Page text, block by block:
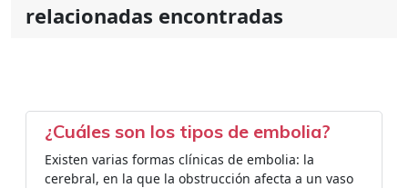
relacionadas encontradas
¿Cuáles son los tipos de embolia?
Existen varias formas clínicas de embolia: la
cerebral, en la que la obstrucción afecta a un vaso